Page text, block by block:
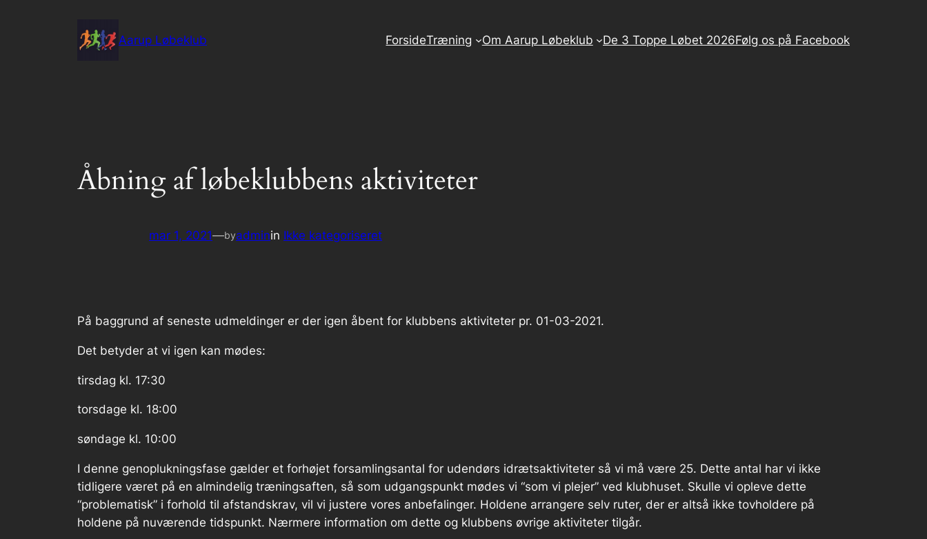
Aarup Løbeklub ForsideTræning Om Aarup Løbeklub De 3 Toppe Løbet 2026Følg os på Facebook
Åbning af løbeklubbens aktiviteter
mar 1, 2021—byadminin Ikke kategoriseret
På baggrund af seneste udmeldinger er der igen åbent for klubbens aktiviteter pr. 01-03-2021.
Det betyder at vi igen kan mødes:
tirsdag kl. 17:30
torsdage kl. 18:00
søndage kl. 10:00
I denne genoplukningsfase gælder et forhøjet forsamlingsantal for udendørs idrætsaktiviteter så vi må være 25. Dette antal har vi ikke
tidligere været på en almindelig træningsaften, så som udgangspunkt mødes vi “som vi plejer” ved klubhuset. Skulle vi opleve dette
“problematisk” i forhold til afstandskrav, vil vi justere vores anbefalinger. Holdene arrangere selv ruter, der er altså ikke tovholdere på
holdene på nuværende tidspunkt. Nærmere information om dette og klubbens øvrige aktiviteter tilgår.